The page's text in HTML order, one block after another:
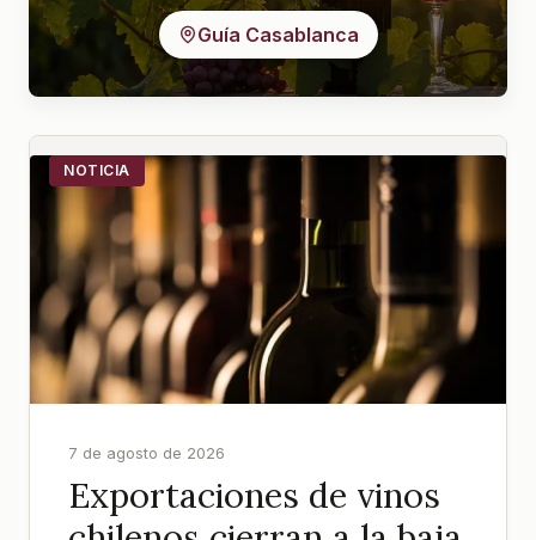
Guía Casablanca
NOTICIA
7 de agosto de 2026
Exportaciones de vinos